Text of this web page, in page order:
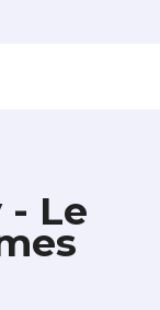
- Le